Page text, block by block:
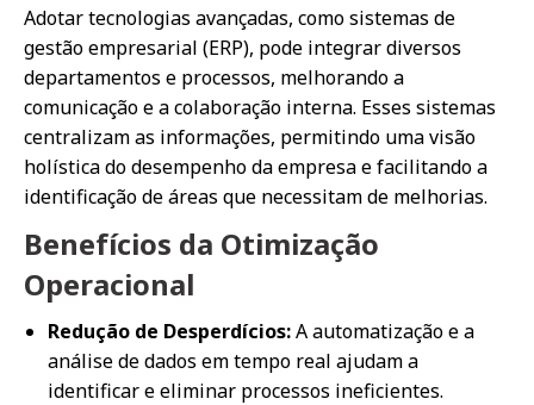
Adotar tecnologias avançadas, como sistemas de
gestão empresarial (ERP), pode integrar diversos
departamentos e processos, melhorando a
comunicação e a colaboração interna. Esses sistemas
centralizam as informações, permitindo uma visão
holística do desempenho da empresa e facilitando a
identificação de áreas que necessitam de melhorias.
Benefícios da Otimização
Operacional
Redução de Desperdícios:A automatização e a
análise de dados em tempo real ajudam a
identificar e eliminar processos ineficientes.